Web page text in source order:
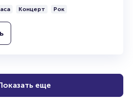
Концерт Рок
еще